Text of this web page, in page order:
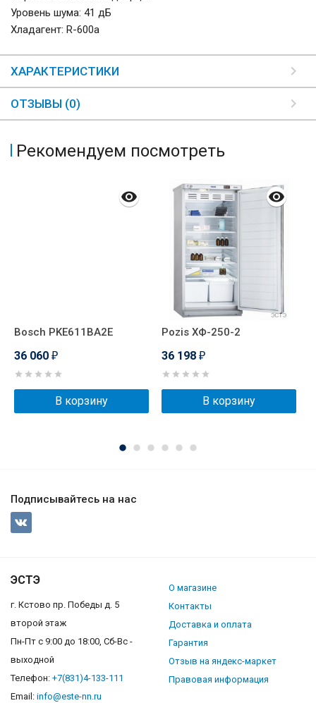
Уровень шума: 41 дБ
Хладагент: R-600a
ХАРАКТЕРИСТИКИ
ОТЗЫВЫ (0)
Рекомендуем посмотреть
Bosch PKE611BA2E
36 060 ₽
В корзину
Pozis ХФ-250-2
36 198 ₽
В корзину
Подписывайтесь на нас
ЭСТЭ
г. Кстово пр. Победы д. 5
второй этаж
Пн-Пт с 9:00 до 18:00, Сб-Вс -
выходной
Телефон: +7(831)4-133-111
Email: info@este-nn.ru
О магазине
Контакты
Доставка и оплата
Гарантия
Отзыв на яндекс-маркет
Правовая информация